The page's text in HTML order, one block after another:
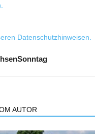
Datenschutzhinweisen
AUTOR